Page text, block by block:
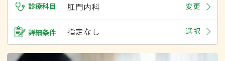
診療科目 肛門内科 変更
詳細条件 指定なし 選択